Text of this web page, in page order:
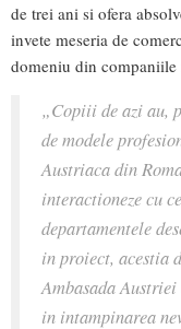
de trei ani si ofera
invete meseria de
domeniu din
„Copiii de azi au,
de modele
Austriaca din
interactioneze cu
departamentele
in proiect, acestia
Ambasada
in intampinarea